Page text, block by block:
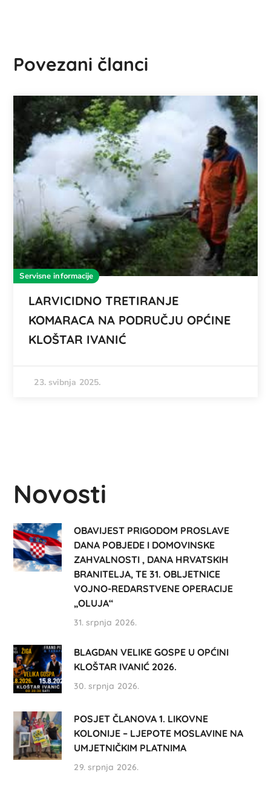
Povezani članci
Servisne informacije
LARVICIDNO TRETIRANJE
KOMARACA NA PODRUČJU OPĆINE
KLOŠTAR IVANIĆ
23. svibnja 2025.
Novosti
OBAVIJEST PRIGODOM PROSLAVE
DANA POBJEDE I DOMOVINSKE
ZAHVALNOSTI , DANA HRVATSKIH
BRANITELJA, TE 31. OBLJETNICE
VOJNO-REDARSTVENE OPERACIJE
„OLUJA“
31. srpnja 2026.
BLAGDAN VELIKE GOSPE U OPĆINI
KLOŠTAR IVANIĆ 2026.
30. srpnja 2026.
POSJET ČLANOVA 1. LIKOVNE
KOLONIJE – LJEPOTE MOSLAVINE NA
UMJETNIČKIM PLATNIMA
29. srpnja 2026.